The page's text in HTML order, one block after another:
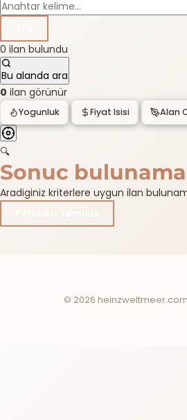
0 ilan bulundu
Bu alanda ara
0 ilan görünür
Yogunluk Fiyat Isisi Alan
🔍
Sonuc
Aradiginiz kriterlere uygun ilan
© 2026 heinzweltmeer.com